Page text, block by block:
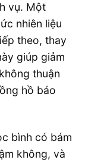
vụ. Một
nhiên liệu
theo, thay
giúp giảm
thuận
hồ báo
bình có bám
không, và